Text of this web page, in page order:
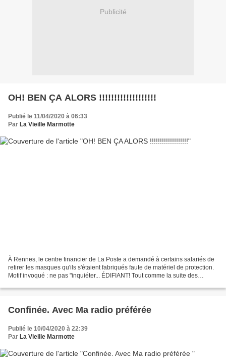
Publicité
OH! BEN ÇA ALORS !!!!!!!!!!!!!!!!!!!
Publié le 11/04/2020 à 06:33
Par La Vieille Marmotte
À Rennes, le centre financier de La Poste a demandé à certains salariés de
retirer les masques qu'ils s'étaient fabriqués faute de matériel de protection.
Motif invoqué : ne pas "inquiéter... ÉDIFIANT! Tout comme la suite des
Confinée. Avec Ma radio préférée
Publié le 10/04/2020 à 22:39
Par La Vieille Marmotte